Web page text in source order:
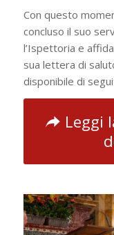
Con questo
concluso il suo
l’Ispettoria e
sua lettera di
disponibile di
Leggi